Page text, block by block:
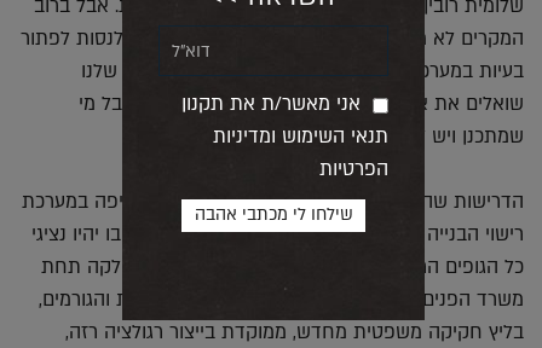
שלומית רובין: "הרבה פעמים ניסו לפתור את הבעיות. אבל ברוב
המקרים לא משתפים אותנו בפתרון הבעיה. זה כמו לנסות לפתור
בעיות במערכת הרפואה בלי לשאול רופאים. בתחום שלנו
שואלים את איגוד הקבלנים, את הרשות המקומית אבל מי
שמתכנן ויש לו הכי הרבה ניסיון הם אנחנו".
הדרישות שהעלתה ה'חזית החמישית' לרפורמה מקיפה במערכת
רישוי הבנייה בישראל היו בין היתר להקים גוף אחד, בו יהיו נציגי
כל הגופים הרלוונטיים והתשתיות, הקמת גוף (או מחלקה תחת
משרד הפנים) בעל סמכויות אכיפה כלפי כל הרשויות והגורמים,
בליץ חקיקה משפטית מחדש, ממוקדת בייצור רגולציה רזה,
אני מאשר/ת את תקנון
תנאי השימוש ומדיניות
הפרטיות